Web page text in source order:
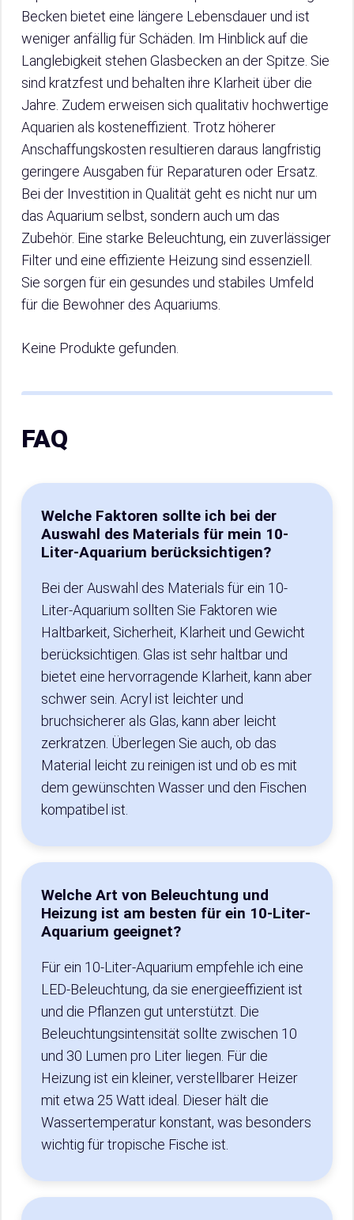
Becken bietet eine längere Lebensdauer und ist
weniger anfällig für Schäden. Im Hinblick auf die
Langlebigkeit stehen Glasbecken an der Spitze. Sie
sind kratzfest und behalten ihre Klarheit über die
Jahre. Zudem erweisen sich qualitativ hochwertige
Aquarien als kosteneffizient. Trotz höherer
Anschaffungskosten resultieren daraus langfristig
geringere Ausgaben für Reparaturen oder Ersatz.
Bei der Investition in Qualität geht es nicht nur um
das Aquarium selbst, sondern auch um das
Zubehör. Eine starke Beleuchtung, ein zuverlässiger
Filter und eine effiziente Heizung sind essenziell.
Sie sorgen für ein gesundes und stabiles Umfeld
für die Bewohner des Aquariums.
Keine Produkte gefunden.
FAQ
Welche Faktoren sollte ich bei der
Auswahl des Materials für mein 10-
Liter-Aquarium berücksichtigen?
Bei der Auswahl des Materials für ein 10-
Liter-Aquarium sollten Sie Faktoren wie
Haltbarkeit, Sicherheit, Klarheit und Gewicht
berücksichtigen. Glas ist sehr haltbar und
bietet eine hervorragende Klarheit, kann aber
schwer sein. Acryl ist leichter und
bruchsicherer als Glas, kann aber leicht
zerkratzen. Überlegen Sie auch, ob das
Material leicht zu reinigen ist und ob es mit
dem gewünschten Wasser und den Fischen
kompatibel ist.
Welche Art von Beleuchtung und
Heizung ist am besten für ein 10-Liter-
Aquarium geeignet?
Für ein 10-Liter-Aquarium empfehle ich eine
LED-Beleuchtung, da sie energieeffizient ist
und die Pflanzen gut unterstützt. Die
Beleuchtungsintensität sollte zwischen 10
und 30 Lumen pro Liter liegen. Für die
Heizung ist ein kleiner, verstellbarer Heizer
mit etwa 25 Watt ideal. Dieser hält die
Wassertemperatur konstant, was besonders
wichtig für tropische Fische ist.